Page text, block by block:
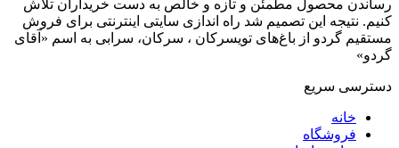
رساندن محصول مطمئن و تازه و خالص به دست خریداران تلاش
کنیم. نتیجه این تصمیم شد راه اندازی سایتی اینترنتی برای فروش
مستقیم گردو از باغ‌های تویسرکان ، سرکان، سرابی به اسم «آقای
گردو»
دسترسی سریع
خانه
فروشگاه